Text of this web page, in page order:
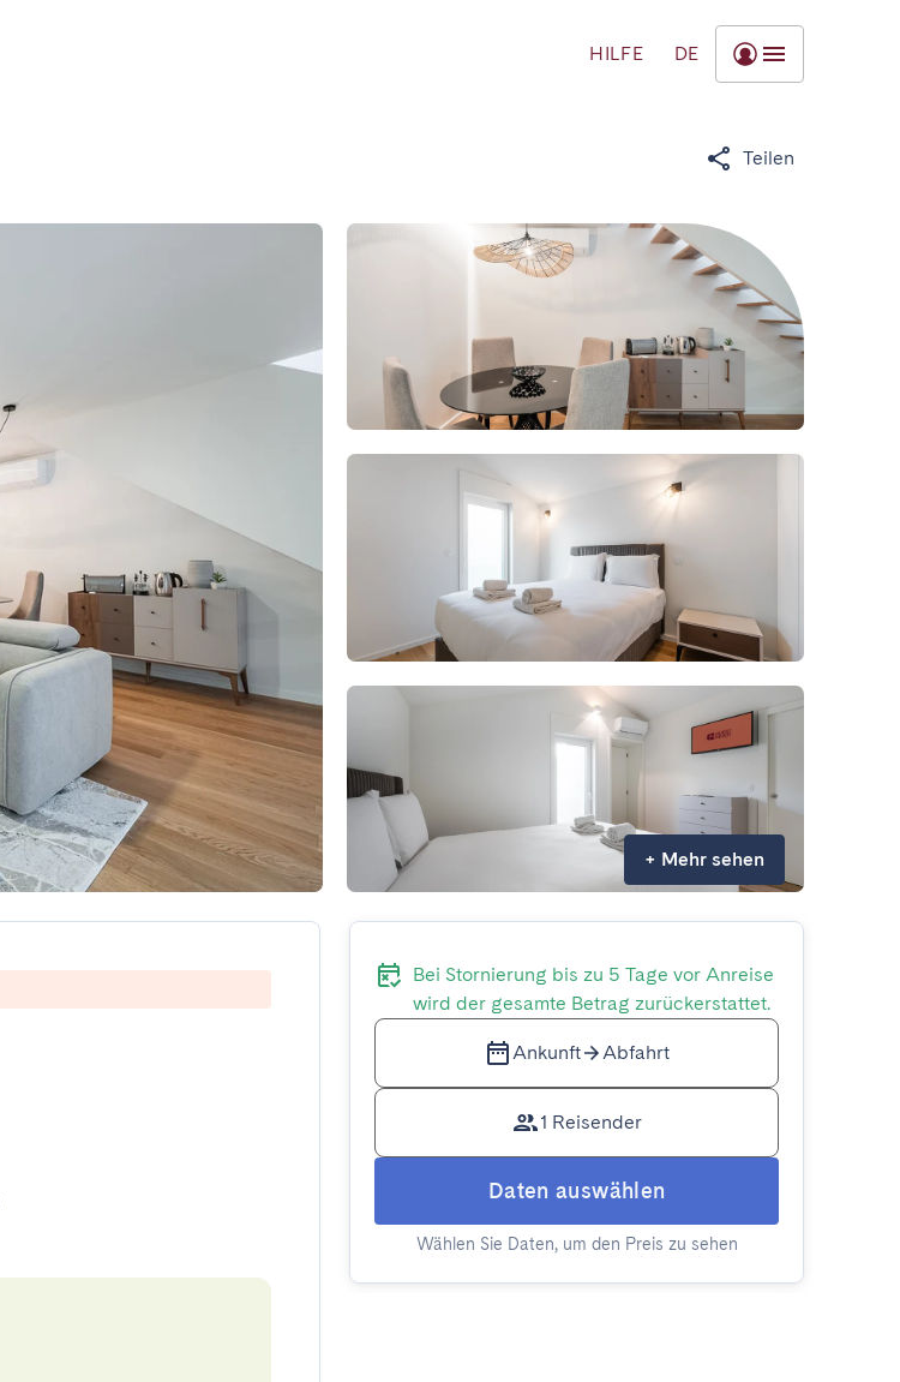
HILFE DE
Teilen
+ Mehr sehen
Bei Stornierung bis zu 5 Tage vor Anreise
wird der gesamte Betrag zurückerstattet.
Ankunft Abfahrt
1 Reisender
Daten auswählen
Wählen Sie Daten, um den Preis zu sehen